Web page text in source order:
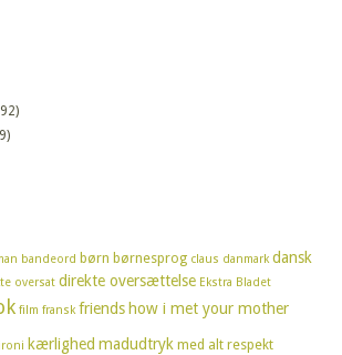
bandeord børn børnesprog claus danmark dansk
oversat direkte oversættelse Ekstra Bladet
film fransk friends how i met your mother
ironi kærlighed madudtryk med alt respekt